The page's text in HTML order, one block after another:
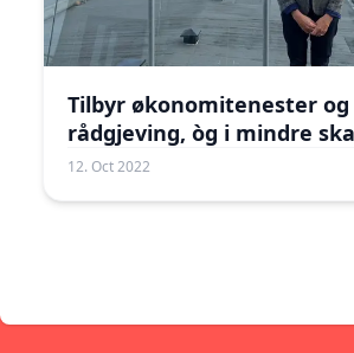
Tilbyr økonomitenester og
rådgjeving, òg i mindre
12. Oct 2022